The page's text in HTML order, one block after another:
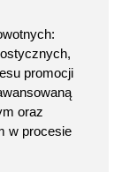
promocji
oraz
w procesie